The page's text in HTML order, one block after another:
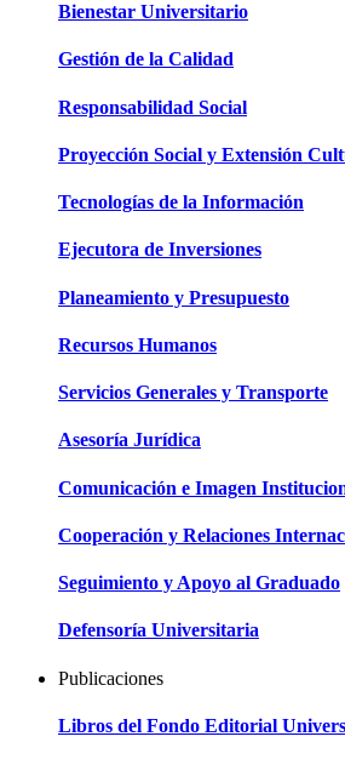
Bienestar Universitario
Gestión de la Calidad
Responsabilidad Social
Proyección Social y Extensión
Tecnologías de la Información
Ejecutora de Inversiones
Planeamiento y Presupuesto
Recursos Humanos
Servicios Generales y Transporte
Asesoría Jurídica
Comunicación e Imagen
Cooperación y Relaciones
Seguimiento y Apoyo al Graduado
Defensoría Universitaria
Publicaciones
Libros del Fondo Editorial